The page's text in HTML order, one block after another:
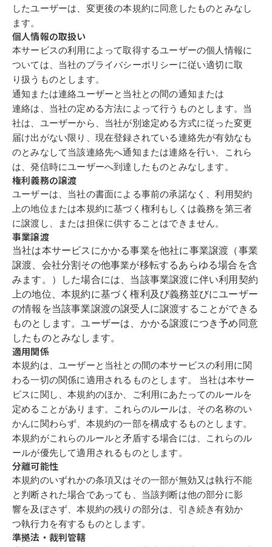
したユーザーは、 変更後の本規約に同意したものとみなし
ます。
個人情報の取扱い
本サービスの利用によって取得するユーザーの個 人情報に
ついては、当社のプライバシーポリシーに従い適切に取
り扱うものとします。
通知または連絡ユーザーと当社との間の通知または
連絡は、当社の定める方法によって行うものとします。当
社は、ユーザーから、当社が別途定める方式に従った変更
届け出 がない限り、 現在登録されている連絡先が有効なも
のとみなして当該連絡先へ通知 または連絡を行い、これら
は、発信時にユーザーへ到達したものとみなします。
権利義務の譲渡
ユーザーは、当社の書面による事前の承諾なく、利用契約
上の地位 または本規約に基づく権利もしくは義務を第三者
に譲渡 し、または担保に供することはできません。
事業譲渡
当社は本サービスにかかる事業を他社に事業譲渡（事業
譲渡、 会社分割その他事業が移転するあらゆる場合を含
みます。 ） した場合には、当該事業譲渡に伴い利用契約
上の地位、本規約に基づく権利及び義務並びにユーザー
の情報を当該事業譲渡の譲受人に譲渡することができる
ものとします。ユーザーは、かかる譲渡につき予め同意
したものとみなします。
適用関係
本規約は、ユーザーと当社との間の本サービスの利用に関
わる一切の関係に適用されるものとします。 当社は本サー
ビスに関し、本規約のほか、ご利用にあたってのルールを
定めることがあります。これらのルールは、その名称のい
かんに関わらず、本規約の一部を構成するものとします。
本規約がこれらのルールと矛盾する場合には、これらのル
ールが優先して適用されるものとします。
分離可能性
本規約のいずれかの条項又はその一部が無効又は執行不能
と判断された場合であっても、当該判断は他の部分に影
響を及ぼさず、本規約の残りの部分は、 引 き続き有効か
つ執行力を有するものとします。
準拠法 ・ 裁判管轄